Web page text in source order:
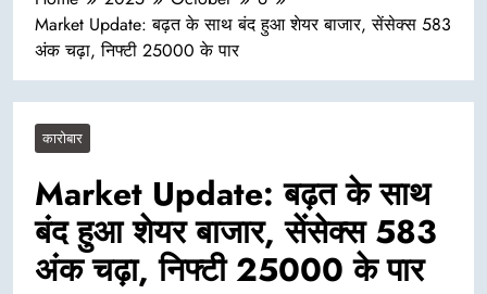
Market Update: बढ़त के साथ बंद हुआ शेयर बाजार, सेंसेक्स 583
अंक चढ़ा, निफ्टी 25000 के पार
कारोबार
Market Update: बढ़त के साथ
बंद हुआ शेयर बाजार, सेंसेक्स 583
अंक चढ़ा, निफ्टी 25000 के पार